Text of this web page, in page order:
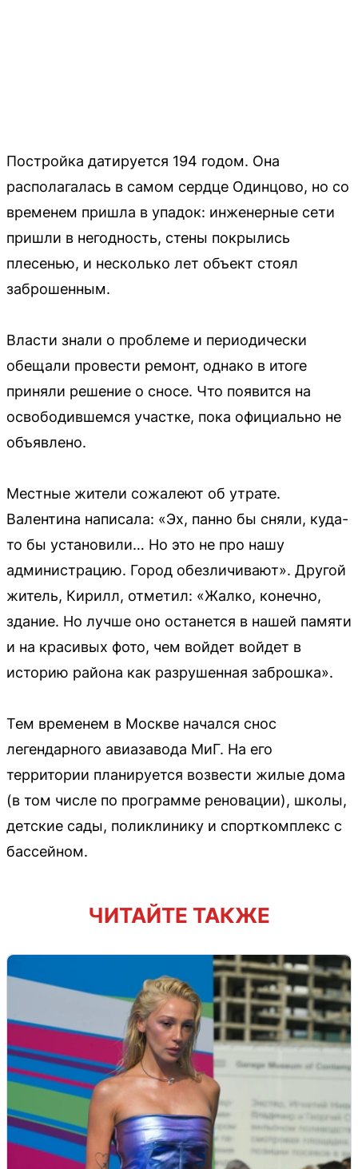
Постройка датируется 194 годом. Она
располагалась в самом сердце Одинцово, но со
временем пришла в упадок: инженерные сети
пришли в негодность, стены покрылись
плесенью, и несколько лет объект стоял
заброшенным.
Власти знали о проблеме и периодически
обещали провести ремонт, однако в итоге
приняли решение о сносе. Что появится на
освободившемся участке, пока официально не
объявлено.
Местные жители сожалеют об утрате.
Валентина написала: «Эх, панно бы сняли, куда-
то бы установили… Но это не про нашу
администрацию. Город обезличивают». Другой
житель, Кирилл, отметил: «Жалко, конечно,
здание. Но лучше оно останется в нашей памяти
и на красивых фото, чем войдет войдет в
историю района как разрушенная заброшка».
Тем временем в Москве начался снос
легендарного авиазавода МиГ. На его
территории планируется возвести жилые дома
(в том числе по программе реновации), школы,
детские сады, поликлинику и спорткомплекс с
бассейном.
ЧИТАЙТЕ ТАКЖЕ